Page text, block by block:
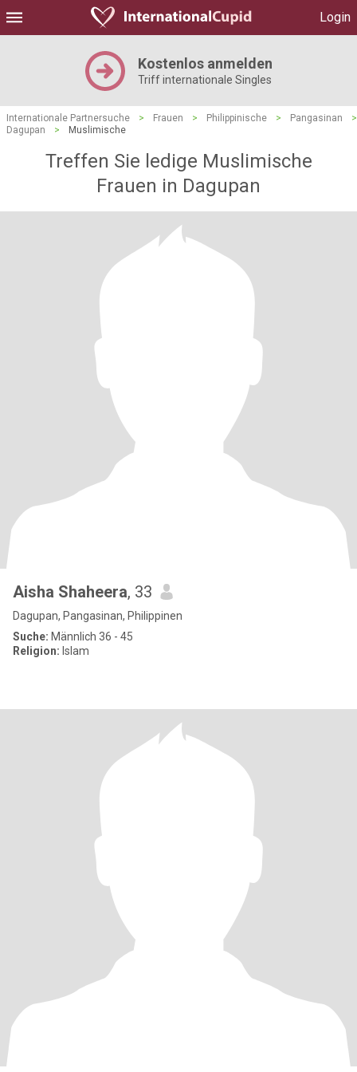
Login
Kostenlos anmelden
Triff internationale Singles
Internationale Partnersuche > Frauen > Philippinische > Pangasinan
>
Dagupan
> Muslimische
Treffen Sie ledige Muslimische
Frauen in Dagupan
Aisha Shaheera, 33
Dagupan, Pangasinan, Philippinen
Suche: Männlich 36 - 45
Religion: Islam